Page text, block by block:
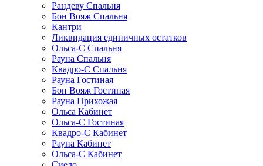
Рандеву Спальня
Бон Вояж Спальня
Кантри
Ликвидация единичных остатков
Ольса-С Спальня
Рауна Спальня
Квадро-С Спальня
Рауна Гостиная
Бон Вояж Гостиная
Рауна Прихожая
Ольса Кабинет
Ольса-С Гостиная
Квадро-С Кабинет
Рауна Кабинет
Ольса-С Кабинет